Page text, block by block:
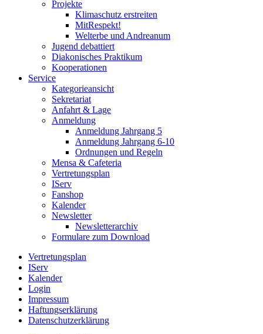
Projekte
Klimaschutz erstreiten
MitRespekt!
Welterbe und Andreanum
Jugend debattiert
Diakonisches Praktikum
Kooperationen
Service
Kategorieansicht
Sekretariat
Anfahrt & Lage
Anmeldung
Anmeldung Jahrgang 5
Anmeldung Jahrgang 6-10
Ordnungen und Regeln
Mensa & Cafeteria
Vertretungsplan
IServ
Fanshop
Kalender
Newsletter
Newsletterarchiv
Formulare zum Download
Vertretungsplan
IServ
Kalender
Login
Impressum
Haftungserklärung
Datenschutzerklärung